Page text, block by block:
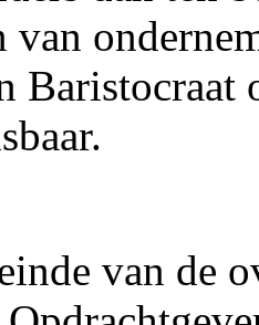
van
Baristocraat
van de